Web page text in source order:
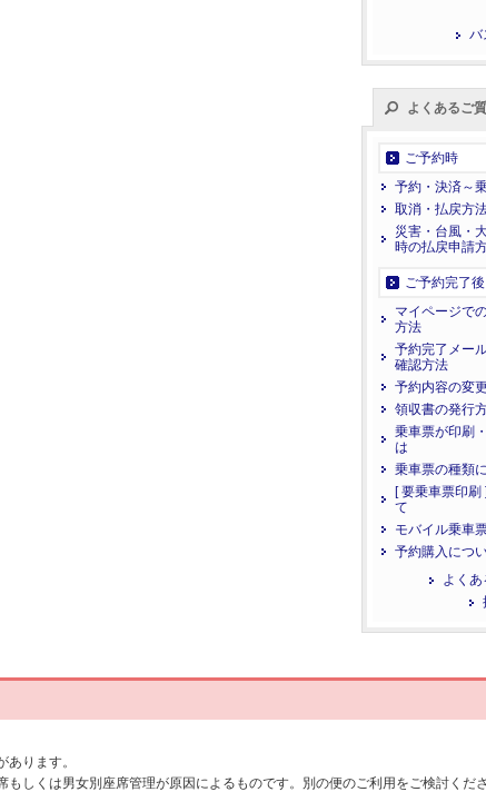
バ
よくあるご
ご予約時
予約・決済～
取消・払戻方
災害・台風・
時の払戻申請
ご予約完了後
マイページで
方法
予約完了メー
確認方法
予約内容の変
領収書の発行
乗車票が印刷
は
乗車票の種類
[ 要乗車票印
て
モバイル乗車
予約購入につ
よく
ります。
しくは男女別座席管理が原因によるものです。別の便のご利用をご検討くださ